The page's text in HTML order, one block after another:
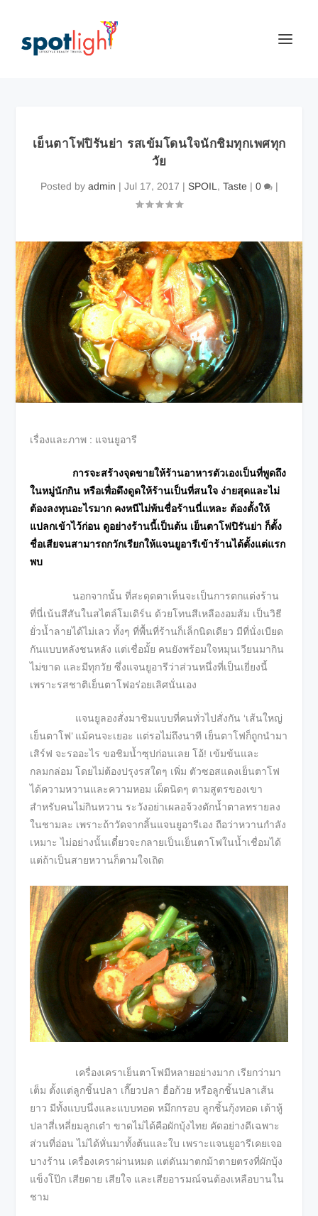
เย็นตาโฟปิรันย่า รสเข้มโดนใจนักชิมทุกเพศทุก
วัย
Posted by admin | Jul 17, 2017 | SPOIL , Taste | 0 |
เรื่องและภาพ : แจนยูอารี
การจะสร้างจุดขายให้ร้านอาหารตัวเองเป็นที่พูดถึง
ในหมู่นักกิน หรือเพื่อดึงดูดให้ร้านเป็นที่สนใจ ง่ายสุดและไม่
ต้องลงทุนอะไรมาก คงหนีไม่พ้นชื่อร้านนี่แหละ ต้องตั้งให้
แปลกเข้าไว้ก่อน ดูอย่างร้านนี้เป็นต้น เย็นตาโฟปิรันย่า ก็ตั้ง
ชื่อเสียจนสามารถกวักเรียกให้แจนยูอารีเข้าร้านได้ตั้งแต่แรก
พบ
นอกจากนั้น ที่สะดุดตาเห็นจะเป็นการตกแต่งร้าน
ที่นี่เน้นสีสันในสไตล์โมเดิร์น ด้วยโทนสีเหลืองอมส้ม เป็นวิธี
ยั่วน้ำลายได้ไม่เลว ทั้งๆ ที่พื้นที่ร้านก็เล็กนิดเดียว มีที่นั่งเบียด
กันแบบหลังชนหลัง แต่เชื่อมั้ย คนยังพร้อมใจหมุนเวียนมากิน
ไม่ขาด และมีทุกวัย ซึ่งแจนยูอารีว่าส่วนหนึ่งที่เป็นเยี่ยงนี้
เพราะรสชาติเย็นตาโฟอร่อยเลิศนั่นเอง
แจนยูลองสั่งมาชิมแบบที่คนทั่วไปสั่งกัน ‘เส้นใหญ่
เย็นตาโฟ’ แม้คนจะเยอะ แต่รอไม่ถึงนาที เย็นตาโฟก็ถูกนำมา
เสิร์ฟ จะรออะไร ขอชิมน้ำซุปก่อนเลย โอ้! เข้มข้นและ
กลมกล่อม โดยไม่ต้องปรุงรสใดๆ เพิ่ม ตัวซอสแดงเย็นตาโฟ
ได้ความหวานและความหอม เผ็ดนิดๆ ตามสูตรของเขา
สำหรับคนไม่กินหวาน ระวังอย่าเผลอจ้วงตักน้ำตาลทรายลง
ในชามละ เพราะถ้าวัดจากลิ้นแจนยูอารีเอง ถือว่าหวานกำลัง
เหมาะ ไม่อย่างนั้นเดี๋ยวจะกลายเป็นเย็นตาโฟในน้ำเชื่อมได้
แต่ถ้าเป็นสายหวานก็ตามใจเถิด
เครื่องเคราเย็นตาโฟมีหลายอย่างมาก เรียกว่ามา
เต็ม ตั้งแต่ลูกชิ้นปลา เกี๊ยวปลา ฮื่อก้วย หรือลูกชิ้นปลาเส้น
ยาว มีทั้งแบบนึ่งและแบบทอด หมึกกรอบ ลูกชิ้นกุ้งทอด เต้าหู้
ปลาสี่เหลี่ยมลูกเต๋า ขาดไม่ได้คือผักบุ้งไทย คัดอย่างดีเฉพาะ
ส่วนที่อ่อน ไม่ได้หั่นมาทั้งต้นและใบ เพราะแจนยูอารีเคยเจอ
บางร้าน เครื่องเคราผ่านหมด แต่ดันมาตกม้าตายตรงที่ผักบุ้ง
แข็งโป๊ก เสียดาย เสียใจ และเสียอารมณ์จนต้องเหลือบานใน
ชาม